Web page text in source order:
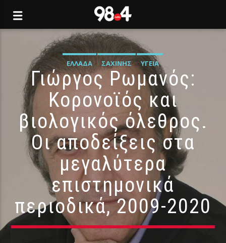
ΕΛΛΆΔΑ ΣΑΧΊΝΗΣ ΥΓΕΊΑ
Γιώργος Ρωμανός:
Κορονοϊός και
βιολογικός όλεθρος.
Οι αποδείξεις στα
μεγαλύτερα
επιστημονικά
περιοδικά, 2009-2020